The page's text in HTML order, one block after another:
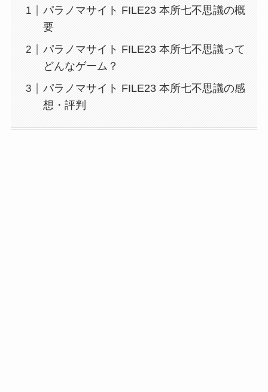
パラノマサイト FILE23 本所七不思議の概
要
パラノマサイト FILE23 本所七不思議って
どんなゲーム？
パラノマサイト FILE23 本所七不思議の感
想・評判